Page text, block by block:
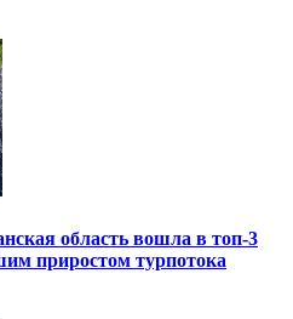
область вошла в топ-3
приростом турпотока